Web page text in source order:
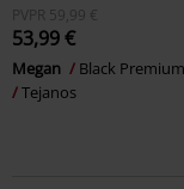
PVPR
59,99 €
53,99 €
Megan
Black
Tejanos